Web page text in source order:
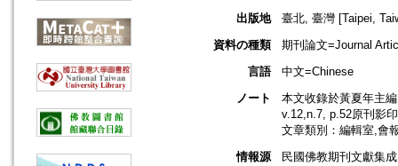
出版地
臺北, 臺灣 [Taipei,
資料の種類
期刊論文=Journal
言語
中文=Chinese
ノート
本文收錄於黃夏年主
v.12,n.7, p.52原刊影
文章類別：編輯室,會
情報源
民國佛教期刊文獻集